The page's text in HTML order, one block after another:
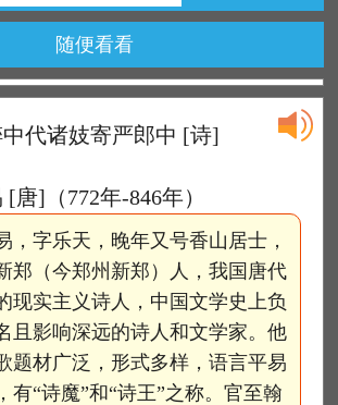
随便看看
代诸妓寄严郎中 [诗]
[唐]（772年-846年）
，字乐天，晚年又号香山居士，
郑（今郑州新郑）人，我国唐代
现实主义诗人，中国文学史上负
且影响深远的诗人和文学家。他
题材广泛，形式多样，语言平易
有“诗魔”和“诗王”之称。官至翰